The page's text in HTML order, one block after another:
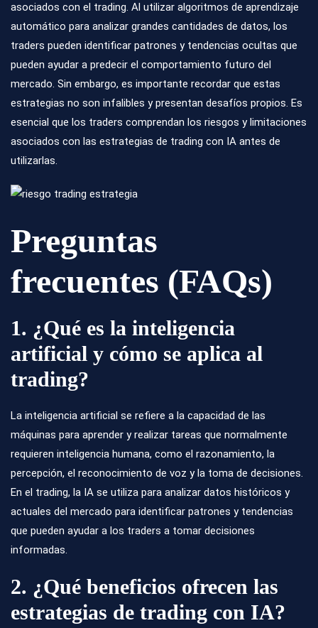
asociados con el trading. Al utilizar algoritmos de aprendizaje
automático para analizar grandes cantidades de datos, los
traders pueden identificar patrones y tendencias ocultas que
pueden ayudar a predecir el comportamiento futuro del
mercado. Sin embargo, es importante recordar que estas
estrategias no son infalibles y presentan desafíos propios. Es
esencial que los traders comprendan los riesgos y limitaciones
asociados con las estrategias de trading con IA antes de
utilizarlas.
Preguntas
frecuentes (FAQs)
1. ¿Qué es la inteligencia
artificial y cómo se aplica al
trading?
La inteligencia artificial se refiere a la capacidad de las
máquinas para aprender y realizar tareas que normalmente
requieren inteligencia humana, como el razonamiento, la
percepción, el reconocimiento de voz y la toma de decisiones.
En el trading, la IA se utiliza para analizar datos históricos y
actuales del mercado para identificar patrones y tendencias
que pueden ayudar a los traders a tomar decisiones
informadas.
2. ¿Qué beneficios ofrecen las
estrategias de trading con IA?